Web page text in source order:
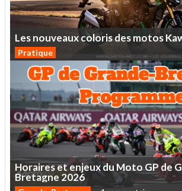
Lesnouveauxcolorisdesmotos
Pratique
HorairesetenjeuxduMotoGPde
Bretagne 2026